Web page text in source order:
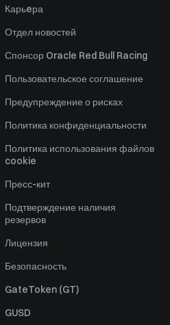
Карьeра
Отдел новостей
Спонсор Oracle Red Bull Racing
Пользовательское соглашение
Предупреждение о рисках
Политика конфиденциальности
Политика использования файлов
cookie
Пресс-кит
Подтверждение наличия
резервов
Лицензия
Безопасность
GateToken (GT)
GUSD